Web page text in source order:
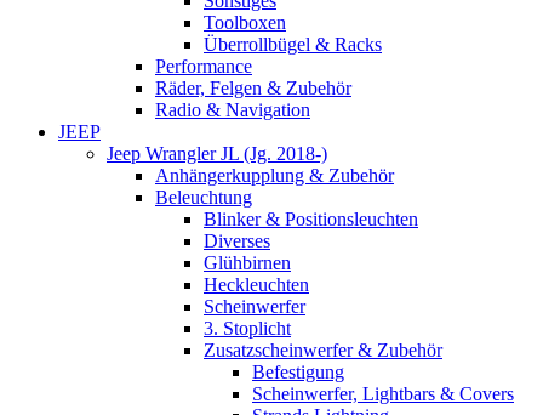
Toolboxen
Überrollbügel & Racks
Performance
Räder, Felgen & Zubehör
Radio & Navigation
JEEP
Jeep Wrangler JL (Jg. 2018-)
Anhängerkupplung & Zubehör
Beleuchtung
Blinker & Positionsleuchten
Diverses
Glühbirnen
Heckleuchten
Scheinwerfer
3. Stoplicht
Zusatzscheinwerfer & Zubehör
Befestigung
Scheinwerfer, Lightbars & Covers